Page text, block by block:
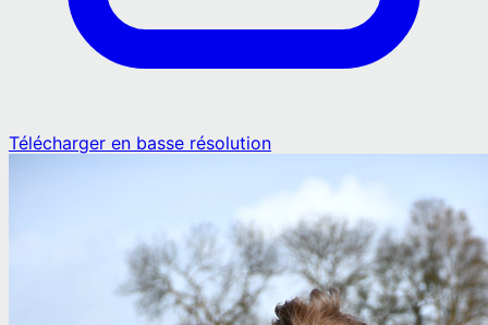
Télécharger en basse résolution